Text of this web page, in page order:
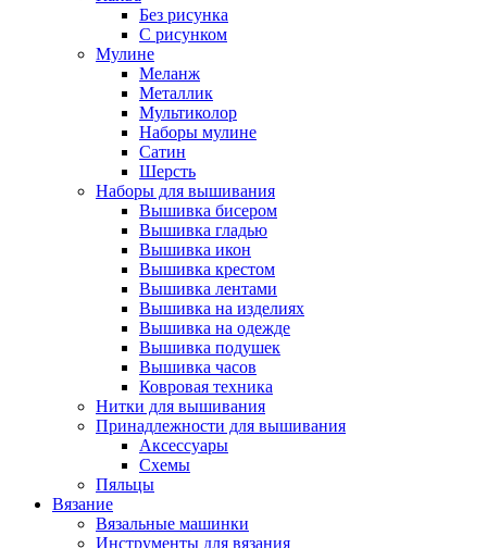
Без рисунка
С рисунком
Мулине
Меланж
Металлик
Мультиколор
Наборы мулине
Сатин
Шерсть
Наборы для вышивания
Вышивка бисером
Вышивка гладью
Вышивка икон
Вышивка крестом
Вышивка лентами
Вышивка на изделиях
Вышивка на одежде
Вышивка подушек
Вышивка часов
Ковровая техника
Нитки для вышивания
Принадлежности для вышивания
Аксессуары
Схемы
Пяльцы
Вязание
Вязальные машинки
Инструменты для вязания